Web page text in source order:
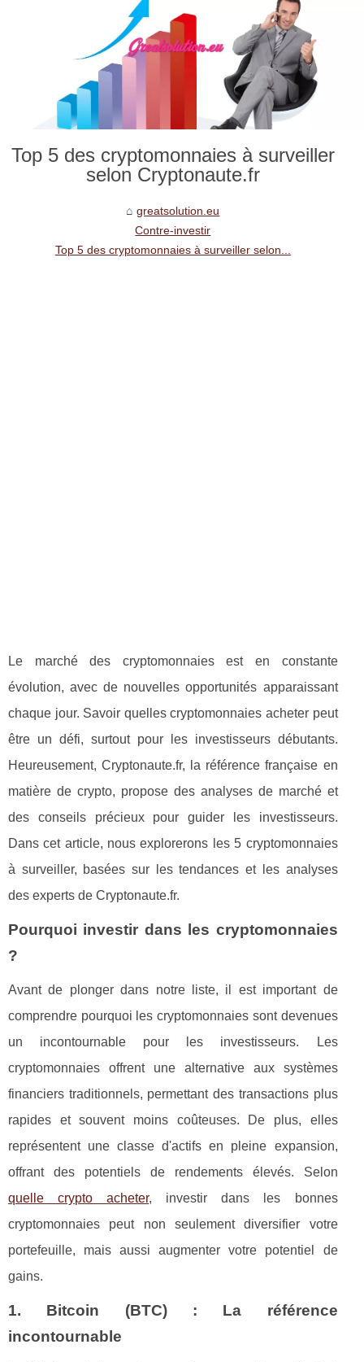
Top 5 des cryptomonnaies à surveiller
selon Cryptonaute.fr
greatsolution.eu
Contre-investir
Top 5 des cryptomonnaies à surveiller selon...
Le marché des cryptomonnaies est en constante
évolution, avec de nouvelles opportunités apparaissant
chaque jour. Savoir quelles cryptomonnaies acheter peut
être un défi, surtout pour les investisseurs débutants.
Heureusement, Cryptonaute.fr, la référence française en
matière de crypto, propose des analyses de marché et
des conseils précieux pour guider les investisseurs.
Dans cet article, nous explorerons les 5 cryptomonnaies
à surveiller, basées sur les tendances et les analyses
des experts de Cryptonaute.fr.
Pourquoi investir dans les cryptomonnaies
?
Avant de plonger dans notre liste, il est important de
comprendre pourquoi les cryptomonnaies sont devenues
un incontournable pour les investisseurs. Les
cryptomonnaies offrent une alternative aux systèmes
financiers traditionnels, permettant des transactions plus
rapides et souvent moins coûteuses. De plus, elles
représentent une classe d'actifs en pleine expansion,
offrant des potentiels de rendements élevés. Selon
quelle crypto acheter, investir dans les bonnes
cryptomonnaies peut non seulement diversifier votre
portefeuille, mais aussi augmenter votre potentiel de
gains.
1. Bitcoin (BTC) : La référence
incontournable